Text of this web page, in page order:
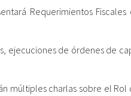
Requerimientos
ejecuciones de órdenes de
múltiples charlas sobre el